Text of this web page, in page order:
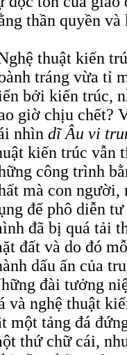
thần quyền
thuật kiến
tráng vừa tỉ
bởi kiến trúc,
giờ chịu chết?
nhìn dĩ Âu vi
kiến trúc vẫn
công trình
mà con người,
để phô diễn
đã bị quá tải
đất và do đó
dấu ấn của
đài tưởng
và nghệ thuật
một tảng đá
thứ chữ cái,